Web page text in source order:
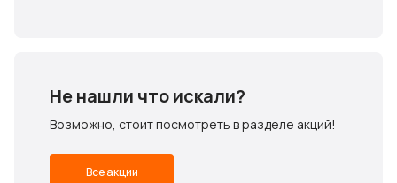
Не нашли что искали?
Возможно, стоит посмотреть в разделе акций!
Все акции